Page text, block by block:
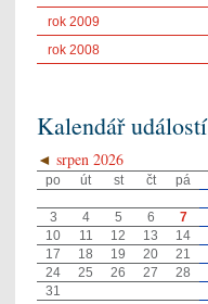
rok 2009
rok 2008
Kalendář událostí
◄ srpen 2026
po út st čt pá
3
4 5 6 7
10
11 12 13 14
17
18 19 20 21
24
25 26 27 28
31